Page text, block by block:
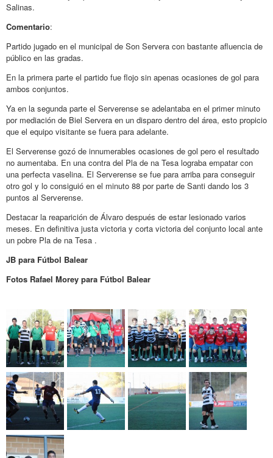
Salinas.
Comentario:
Partido jugado en el municipal de Son Servera con bastante afluencia de
público en las gradas.
En la primera parte el partido fue flojo sin apenas ocasiones de gol para
ambos conjuntos.
Ya en la segunda parte el Serverense se adelantaba en el primer minuto
por mediación de Biel Servera en un disparo dentro del área, esto propicio
que el equipo visitante se fuera para adelante.
El Serverense gozó de innumerables ocasiones de gol pero el resultado
no aumentaba. En una contra del Pla de na Tesa lograba empatar con
una perfecta vaselina. El Serverense se fue para arriba para conseguir
otro gol y lo consiguió en el minuto 88 por parte de Santi dando los 3
puntos al Serverense.
Destacar la reaparición de Álvaro después de estar lesionado varios
meses. En definitiva justa victoria y corta victoria del conjunto local ante
un pobre Pla de na Tesa .
JB para Fútbol Balear
Fotos Rafael Morey para Fútbol Balear